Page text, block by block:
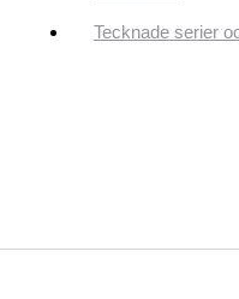
Tecknade serier